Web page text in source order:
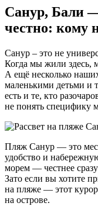
Санур, Бали —
честно: кому
Санур – это не
Когда мы жили здесь,
А ещё несколько
маленькими детьми и
есть и те, кто
не понять специфику
Пляж Санур — это
удобство и
морем — честнее
Зато если вы хотите
на пляже — этот
на острове.